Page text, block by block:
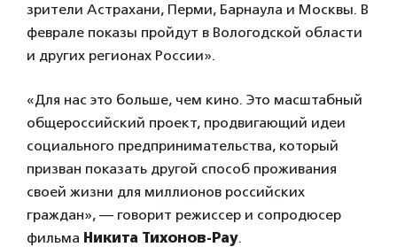
зрители Астрахани, Перми, Барнаула и Москвы. В
феврале показы пройдут в Вологодской области
и других регионах России».
«Для нас это больше, чем кино. Это масштабный
общероссийский проект, продвигающий идеи
социального предпринимательства, который
призван показать другой способ проживания
своей жизни для миллионов российских
граждан», — говорит режиссер и сопродюсер
фильма Никита Тихонов-Рау.